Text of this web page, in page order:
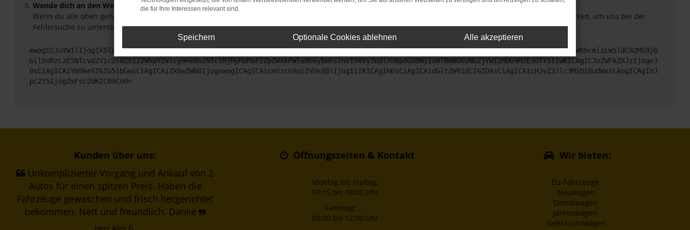
Wende dich an den Webseitenbetreiber.
Wenn du alle oben genannten Schritte versucht hast, kontaktiere uns bitte. Wir werden versuchen, das Problem zu beheben. Du kannst uns diesen Text schicken, um uns bei der
Fehlersuche zu unterstützen:
ewogICJuYW1lIjogIk5ldHdvcmtFcnJvciIsCiAgImNvbmZpZyI6IHsKICAgICJtZXRob2QiOiAiR0VUIiwKICAgICJ1cmwiOiAiaHR0cHM6Ly9hcGkueC5ha3MtcHJvZC5hdWRhcmlzLm5ldC92MS9jb
GllbnRzLzE5NTcvd2Vic2l0ZS12ZWhpY2xlcy9HV0s2NTclMjMyMzMxP2ZpZWxkPWludGVybmFsTnVtYmVyJndlYnNpdGU9NjIxNTBmNGU2NGZjYWI2MDU4M2E3OTY3IiwKICAgICJoZWFkZXJzIjoge3
0sCiAgICAiYm9keSI6IG51bGwsCiAgICAiZXhwZWN0IjogewogICAgICAicmVzcG9uc2VUeXBlIjogIiIKICAgIH0sCiAgICAidGltZW91dCI6IDAsCiAgICAicHJvZ3Jlc3MiOiBudWxsLAogICAgInJ
pc2t5IjogZmFsc2UKICB9Cn0=
Kunden über uns:
Unkomplizierter Vorgang und Ankauf von 2
Autos für einen spitzen Preis. Haben die
Fahrzeuge gewaschen und frisch hergerichtet
bekommen. Nett und freundlich. Danke
Öffnungszeiten & Kontakt
Montag bis Freitag:
07:15 bis 18:00 Uhr
Samstag:
09:00 bis 12:00 Uhr
Wir bieten:
EU-Fahrzeuge
Neuwagen
Dienstwagen
Jahreswagen
Gebrauchtwagen
die für Ihre Interessen relevant sind.
Speichern Optionale Cookies ablehnen Alle akzeptieren